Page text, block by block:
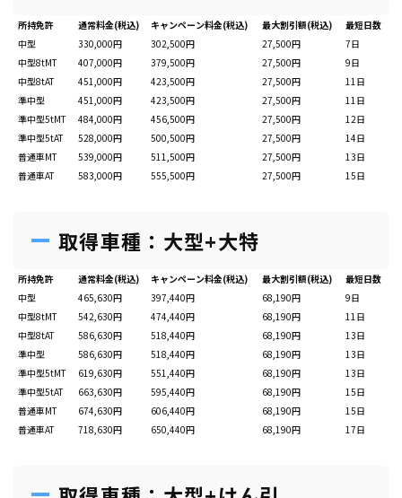
所持免許 通常料金(税込) キャンペーン料金(税込) 最大割引額(税込)
最短日数
中型
330,000円 302,500円 27,500円
7日
中型8tMT
407,000円 379,500円 27,500円
9日
中型8tAT
451,000円 423,500円 27,500円
11日
準中型
451,000円 423,500円 27,500円
11日
準中型5tMT
484,000円 456,500円 27,500円
12日
準中型5tAT
528,000円 500,500円 27,500円
14日
普通車MT
539,000円 511,500円 27,500円
13日
普通車AT
583,000円 555,500円 27,500円 15日
取得車種：大型+大特
所持免許 通常料金(税込) キャンペーン料金(税込) 最大割引額(税込)
最短日数
中型
465,630円 397,440円 68,190円
9日
中型8tMT
542,630円 474,440円 68,190円
11日
中型8tAT
586,630円 518,440円 68,190円
13日
準中型
586,630円 518,440円 68,190円
13日
準中型5tMT
619,630円 551,440円 68,190円
13日
準中型5tAT
663,630円 595,440円 68,190円
15日
普通車MT
674,630円 606,440円 68,190円
15日
普通車AT
718,630円 650,440円 68,190円 17日